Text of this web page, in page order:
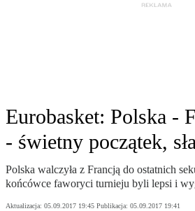
Eurobasket: Polska -
- świetny początek,
Polska walczyła z Francją do ostatnich
końcówce faworyci turnieju byli lepsi i
Aktualizacja: 05.09.2017 19:45 Publikacja: 05.09.2017 19:41